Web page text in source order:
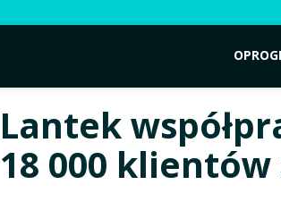
Lantek
18 000 klientów